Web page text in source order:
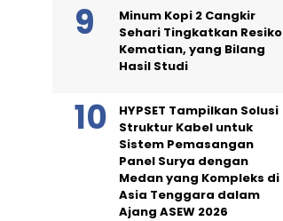
Minum Kopi 2 Cangkir
Sehari Tingkatkan Resiko
Kematian, yang Bilang
Hasil Studi
HYPSET Tampilkan Solusi
Struktur Kabel untuk
Sistem Pemasangan
Panel Surya dengan
Medan yang Kompleks di
Asia Tenggara dalam
Ajang ASEW 2026